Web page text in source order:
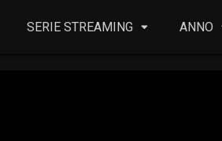
SERIE STREAMING ANNO